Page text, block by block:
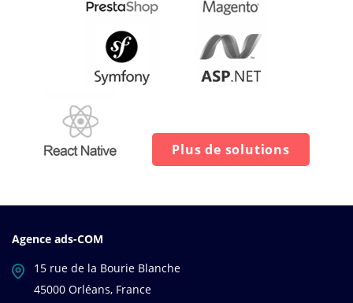
Plus de solutions
Agence ads-COM
15 rue de la Bourie Blanche
45000 Orléans, France